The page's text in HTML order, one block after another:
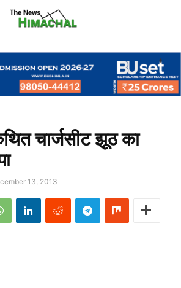
चार्जसीट झूठ का
13, 2013